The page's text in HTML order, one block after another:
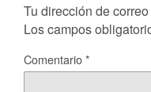
Tu dirección de
Los campos
Comentario*